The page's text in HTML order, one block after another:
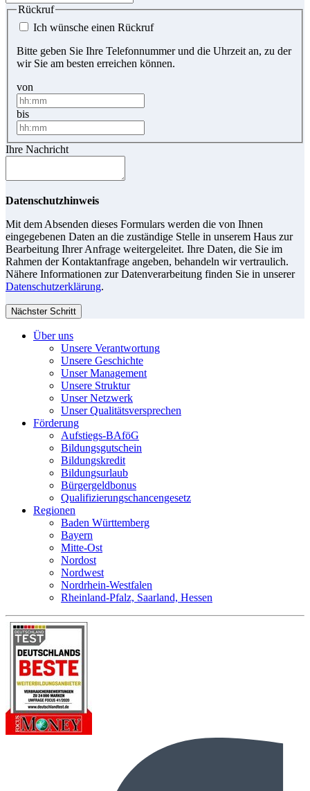
Rückruf
Ich wünsche einen Rückruf
Bitte geben Sie Ihre Telefonnummer und die Uhrzeit an, zu der
wir Sie am besten erreichen können.
von
bis
Ihre Nachricht
Datenschutzhinweis
Mit dem Absenden dieses Formulars werden die von Ihnen
eingegebenen Daten an die zuständige Stelle in unserem Haus zur
Bearbeitung Ihrer Anfrage weitergeleitet. Ihre Daten, die Sie im
Rahmen der Kontaktanfrage angeben, behandeln wir vertraulich.
Nähere Informationen zur Datenverarbeitung finden Sie in unserer
Datenschutzerklärung.
Nächster Schritt
Über uns
Unsere Verantwortung
Unsere Geschichte
Unser Management
Unsere Struktur
Unser Netzwerk
Unser Qualitätsversprechen
Förderung
Aufstiegs-BAföG
Bildungsgutschein
Bildungskredit
Bildungsurlaub
Bürgergeldbonus
Qualifizierungschancengesetz
Regionen
Baden Württemberg
Bayern
Mitte-Ost
Nordost
Nordwest
Nordrhein-Westfalen
Rheinland-Pfalz, Saarland, Hessen